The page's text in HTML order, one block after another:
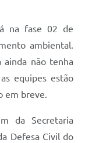
na fase 02 de
ambiental.
ainda não tenha
equipes estão
em breve.
da Secretaria
Defesa Civil do